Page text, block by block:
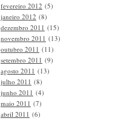
fevereiro 2012 (5)
janeiro 2012 (8)
dezembro 2011 (15)
novembro 2011 (13)
outubro 2011 (11)
setembro 2011 (9)
agosto 2011 (13)
julho 2011 (8)
junho 2011 (4)
maio 2011 (7)
abril 2011 (6)